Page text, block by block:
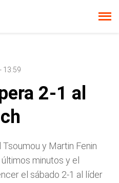
13:59
2-1 al
Tsoumou y Martin Fenin
minutos y el
el sábado 2-1 al líder